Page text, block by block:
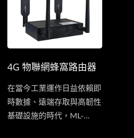
4G 物聯網蜂窩路由器
在當今工業運作日益依賴即
時數據、遠端存取與高韌性
基礎設施的時代，ML-